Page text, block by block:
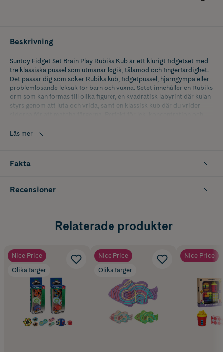
Beskrivning
Suntoy Fidget Set Brain Play Rubiks Kub är ett klurigt fidgetset med
tre klassiska pussel som utmanar logik, tålamod och fingerfärdighet.
Det passar dig som söker Rubiks kub, fidgetpussel, hjärngympa eller
problemlösande leksak för barn och vuxna. Setet innehåller en Rubiks
orm som kan formas till olika figurer, en kvadratisk labyrint där kulan
styrs genom att luta och vrida, samt en klassisk kub där du vrider
Läs mer
Fakta
Recensioner
Relaterade produkter
Nice Price
Olika färger
Nice Price
Olika färger
Nice Price